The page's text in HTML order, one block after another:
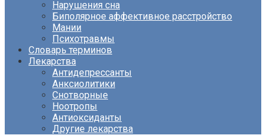
Нарушения сна
Биполярное аффективное расстройство
Мании
Психотравмы
Словарь терминов
Лекарства
Антидепрессанты
Анксиолитики
Снотворные
Ноотропы
Антиоксиданты
Другие лекарства